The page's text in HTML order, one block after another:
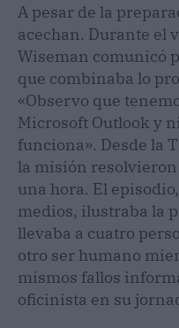
A pesar de la
acechan. Durante el
Wiseman comunicó
que combinaba lo
«Observo que
Microsoft Outlook y
funciona». Desde la
la misión
una hora. El
medios, ilustraba la
llevaba a cuatro
otro ser humano
mismos fallos
oficinista en su